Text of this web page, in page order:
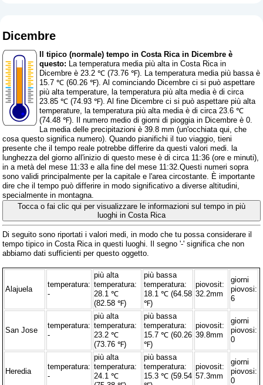
Dicembre
Il tipico (normale) tempo in Costa Rica in Dicembre è
questo: La temperatura media più alta in Costa Rica in
Dicembre è 23.2 ℃ (73.76 ℉). La temperatura media più bassa è
15.7 ℃ (60.26 ℉). Al cominciando Dicembre ci si può aspettare
più alta temperature, la temperatura più alta media è di circa
23.85 ℃ (74.93 ℉). Al fine Dicembre ci si può aspettare più alta
temperature, la temperatura più alta media è di circa 23.6 ℃
(74.48 ℉). Il numero medio di giorni di pioggia in Dicembre è 0.
La media delle precipitazioni è 39.8 mm (un'occhiata qui, che
cosa questo significa numero). Quando pianifichi il tuo viaggio, tieni
presente che il tempo reale potrebbe differire da questi valori medi. la
lunghezza del giorno all'inizio di questo mese è di circa 11:36 (ore e minuti),
in a metà del mese 11:33 e alla fine del mese 11:32.Questi numeri sopra
sono validi principalmente per la capitale e l'area circostante. È importante
dire che il tempo può differire in modo significativo a diverse altitudini,
specialmente in montagna.
Tocca o fai clic qui per visualizzare le informazioni sul tempo in più
luoghi in Costa Rica
Di seguito sono riportati i valori medi, in modo che tu possa considerare il
tempo tipico in Costa Rica in questi luoghi. Il segno '-' significa che non
abbiamo dati sufficienti per questo oggetto.
Alajuela
temperatura:
-
più alta
temperatura:
28.1 ℃
(82.58 ℉)
più bassa
temperatura:
18.1 ℃ (64.58
℉)
piovosit:
32.2mm
giorni
piovosi:
6
San Jose
temperatura:
-
più alta
temperatura:
23.2 ℃
(73.76 ℉)
più bassa
temperatura:
15.7 ℃ (60.26
℉)
piovosit:
39.8mm
giorni
piovosi:
0
Heredia
temperatura:
-
più alta
temperatura:
24.1 ℃
più bassa
temperatura:
15.3 ℃ (59.54
piovosit:
57.3mm
giorni
piovosi:
0